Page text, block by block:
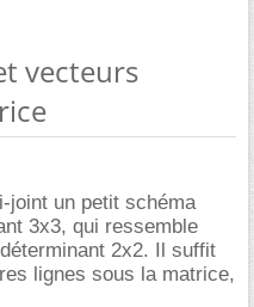
vecteurs
joint un petit schéma
3x3, qui ressemble
2x2. Il suffit
lignes sous la matrice,